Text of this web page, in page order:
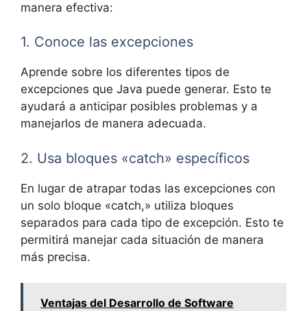
manera efectiva:
1. Conoce las excepciones
Aprende sobre los diferentes tipos de
excepciones que Java puede generar. Esto te
ayudará a anticipar posibles problemas y a
manejarlos de manera adecuada.
2. Usa bloques «catch» específicos
En lugar de atrapar todas las excepciones con
un solo bloque «catch,» utiliza bloques
separados para cada tipo de excepción. Esto te
permitirá manejar cada situación de manera
más precisa.
Ventajas del Desarrollo de Software